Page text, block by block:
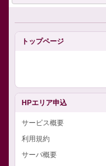
トップページ
HPエリア申込
サービス概要
利用規約
サーバ概要